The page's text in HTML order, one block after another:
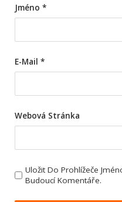
Jméno *
E-Mail *
Webová Stránka
Uložit Do Prohlížeče
Budoucí Komentáře.